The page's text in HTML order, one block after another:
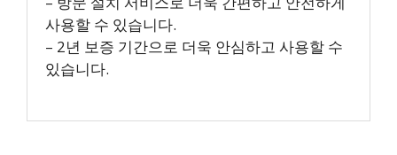
사용할 수 있습니다.
– 2년 보증 기간으로 더욱 안심하고 사용할 수
있습니다.